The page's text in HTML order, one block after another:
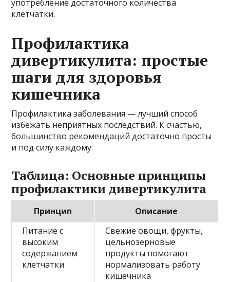
употребление достаточного количества
клетчатки.
Профилактика
дивертикулита: простые
шаги для здоровья
кишечника
Профилактика заболевания — лучший способ
избежать неприятных последствий. К счастью,
большинство рекомендаций достаточно просты
и под силу каждому.
Таблица: Основные принципы
профилактики дивертикулита
Принцип
Описание
Питание с
высоким
содержанием
клетчатки
Свежие овощи, фрукты,
цельнозерновые
продукты помогают
нормализовать работу
кишечника